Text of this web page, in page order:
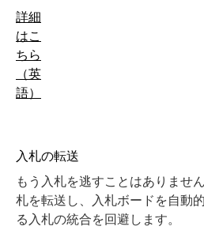
詳細
はこ
ちら
（英
語）
入札の転送
もう入札を逃すことはありませ
札を転送し、入札ボードを自動
る入札の統合を回避します。